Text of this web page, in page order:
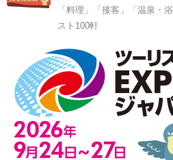
「料理」「接客」「温泉・
スト100軒